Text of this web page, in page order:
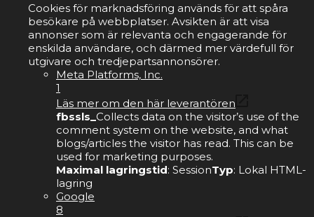
Cookies för marknadsföring används för att spåra
besökare på webbplatser. Avsikten är att visa
annonser som är relevanta och engagerande för
enskilda användare, och därmed mer värdefull för
utgivare och tredjepartsannonsörer.
Meta Platforms, Inc.
1
Läs mer om den här leverantören
fbssls_ Collects data on the visitor’s use of the
comment system on the website, and what
blogs/articles the visitor has read. This can be
used for marketing purposes.
Maximal lagringstid: SessionTyp: Lokal HTML-
lagring
Google
8